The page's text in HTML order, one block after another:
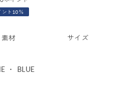
ント10％
素材 サイズ
・ BLUE